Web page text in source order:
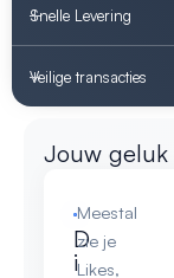
Snelle Levering
Veilige transacties
Jouw geluk
D
i
Meestal
zie je
Likes,